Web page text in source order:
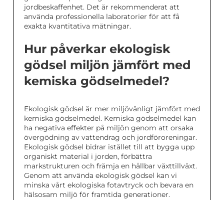
jordbeskaffenhet. Det är rekommenderat att
använda professionella laboratorier för att få
exakta kvantitativa mätningar.
Hur påverkar ekologisk
gödsel miljön jämfört med
kemiska gödselmedel?
Ekologisk gödsel är mer miljövänligt jämfört med
kemiska gödselmedel. Kemiska gödselmedel kan
ha negativa effekter på miljön genom att orsaka
övergödning av vattendrag och jordföroreningar.
Ekologisk gödsel bidrar istället till att bygga upp
organiskt material i jorden, förbättra
markstrukturen och främja en hållbar växttillväxt.
Genom att använda ekologisk gödsel kan vi
minska vårt ekologiska fotavtryck och bevara en
hälsosam miljö för framtida generationer.